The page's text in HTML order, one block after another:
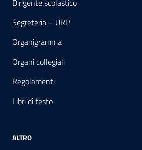
Dirigente scolastico
Segreteria – URP
Organigramma
Organi collegiali
Regolamenti
Libri di testo
ALTRO